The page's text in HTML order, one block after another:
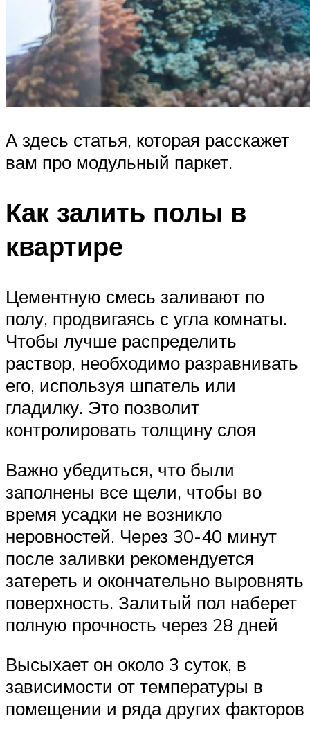
А здесь статья, которая расскажет
вам про модульный паркет.
Как залить полы в
квартире
Цементную смесь заливают по
полу, продвигаясь с угла комнаты.
Чтобы лучше распределить
раствор, необходимо разравнивать
его, используя шпатель или
гладилку. Это позволит
контролировать толщину слоя
Важно убедиться, что были
заполнены все щели, чтобы во
время усадки не возникло
неровностей. Через 30-40 минут
после заливки рекомендуется
затереть и окончательно выровнять
поверхность. Залитый пол наберет
полную прочность через 28 дней
Высыхает он около 3 суток, в
зависимости от температуры в
помещении и ряда других факторов